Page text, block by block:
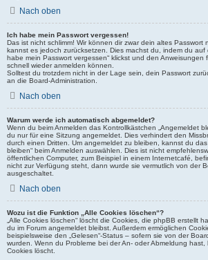
Nach oben
Ich habe mein Passwort vergessen!
Das ist nicht schlimm! Wir können dir zwar dein altes Passwort
kannst es jedoch zurücksetzen. Dies machst du, indem du auf
habe mein Passwort vergessen“ klickst und den Anweisungen
schnell wieder anmelden können.
Solltest du trotzdem nicht in der Lage sein, dein Passwort
an die Board-Administration.
Nach oben
Warum werde ich automatisch abgemeldet?
Wenn du beim Anmelden das Kontrollkästchen „Angemeldet
du nur für eine Sitzung angemeldet. Dies verhindert den
durch einen Dritten. Um angemeldet zu bleiben, kannst du
bleiben“ beim Anmelden auswählen. Dies ist nicht
öffentlichen Computer, zum Beispiel in einem Internetcafé,
nicht zur Verfügung steht, dann wurde sie vermutlich von der
ausgeschaltet.
Nach oben
Wozu ist die Funktion „Alle Cookies löschen“?
„Alle Cookies löschen“ löscht die Cookies, die phpBB erstellt
du im Forum angemeldet bleibst. Außerdem ermöglichen
beispielsweise den „Gelesen“-Status – sofern sie von der
wurden. Wenn du Probleme bei der An- oder Abmeldung
Cookies löscht.